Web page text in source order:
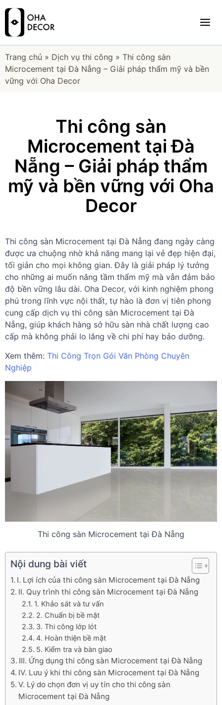
Trang chủ » Dịch vụ thi công » Thi công sàn
Microcement tại Đà Nẵng – Giải pháp thẩm mỹ và bền
vững với Oha Decor
Thi công sàn
Microcement tại Đà
Nẵng – Giải pháp thẩm
mỹ và bền vững với Oha
Decor
Thi công sàn Microcement tại Đà Nẵng đang ngày càng
được ưa chuộng nhờ khả năng mang lại vẻ đẹp hiện đại,
tối giản cho mọi không gian. Đây là giải pháp lý tưởng
cho những ai muốn nâng tầm thẩm mỹ mà vẫn đảm bảo
độ bền vững lâu dài. Oha Decor, với kinh nghiệm phong
phú trong lĩnh vực nội thất, tự hào là đơn vị tiên phong
cung cấp dịch vụ thi công sàn Microcement tại Đà
Nẵng, giúp khách hàng sở hữu sàn nhà chất lượng cao
cấp mà không phải lo lắng về chi phí hay bảo dưỡng.
Xem thêm: Thi Công Trọn Gói Văn Phòng Chuyên
Nghiệp
Thi công sàn Microcement tại Đà Nẵng
Nội dung bài viết
I. Lợi ích của thi công sàn Microcement tại Đà Nẵng
II. Quy trình thi công sàn Microcement tại Đà Nẵng
1. Khảo sát và tư vấn
2. Chuẩn bị bề mặt
3. Thi công lớp lót
4. Hoàn thiện bề mặt
5. Kiểm tra và bàn giao
III. Ứng dụng thi công sàn Microcement tại Đà Nẵng
IV. Lưu ý khi thi công sàn Microcement tại Đà Nẵng
V. Lý do chọn đơn vị uy tín cho thi công sàn
Microcement tại Đà Nẵng